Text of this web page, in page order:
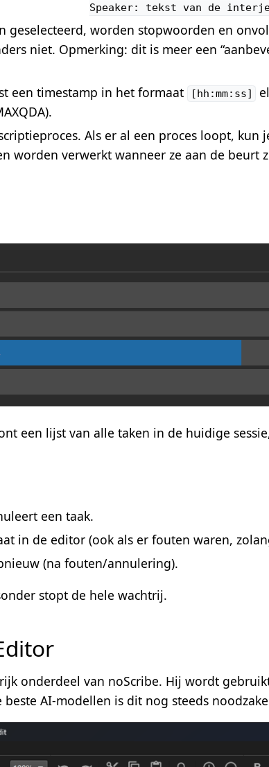
Speaker: tekst van de
geselecteerd, worden stopwoorden en
niet. Opmerking: dit is meer een
een timestamp in het formaat [hh:mm:ss]
Als er al een proces loopt,
worden verwerkt wanneer ze aan de beurt
een lijst van alle taken in de huidige
een taak.
in de editor (ook als er fouten waren,
(na fouten/annulering).
stopt de hele wachtrij.
onderdeel van noScribe. Hij wordt
AI-modellen is dit nog steeds